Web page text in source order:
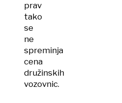
prav
tako
se
ne
spreminja
cena
družinskih
vozovnic.